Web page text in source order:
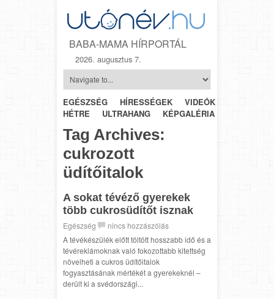
BABA-MAMA HÍRPORTÁL
2026. augusztus 7.
EGÉSZSÉG HÍRESSÉGEK VIDEÓK
HÉTRŐL-
HÉTRE
ULTRAHANG KÉPGALÉRIA
Tag Archives:
cukrozott
üdítőitalok
A sokat tévéző gyerekek
több cukrosüdítőt isznak
Egészség
nincs hozzászólás
A tévékészülék előtt töltött hosszabb idő és a
tévéreklámoknak való fokozottabb kitettség
növelheti a cukros üdítőitalok
fogyasztásának mértékét a gyerekeknél –
derült ki a svédországi...